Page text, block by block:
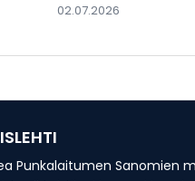
02.07.2026
Punkalaitumen Sanomien